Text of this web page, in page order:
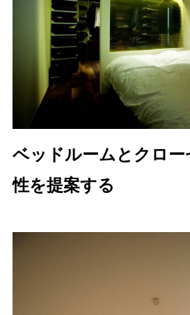
ベッドルームとクロ
性を提案する